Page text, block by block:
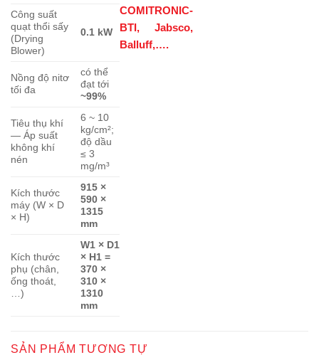
Công suất
quạt thổi sấy
(Drying
Blower)
0.1 kW
Nồng độ nitơ
tối đa
có thể
đạt tới
~99%
Tiêu thụ khí
— Áp suất
không khí
nén
6 ~ 10
kg/cm²;
độ dầu
≤ 3
mg/m³
Kích thước
máy (W × D
× H)
915 ×
590 ×
1315
mm
Kích thước
phụ (chân,
ống thoát,
…)
W1 × D1
× H1 =
370 ×
310 ×
1310
mm
COMITRONIC-
BTI, Jabsco,
Balluff,….
SẢN PHẨM TƯƠNG TỰ